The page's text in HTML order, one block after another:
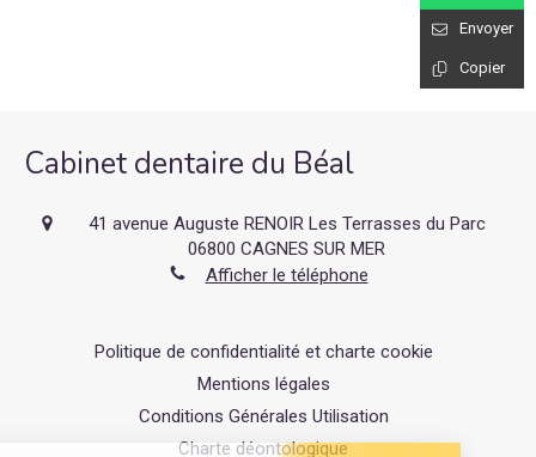
Envoyer
Copier
Cabinet dentaire du Béal
41 avenue Auguste RENOIR Les Terrasses du Parc
06800 CAGNES SUR MER
Afficher le téléphone
Politique de confidentialité et charte cookie
Mentions légales
Conditions Générales Utilisation
Charte déontologique